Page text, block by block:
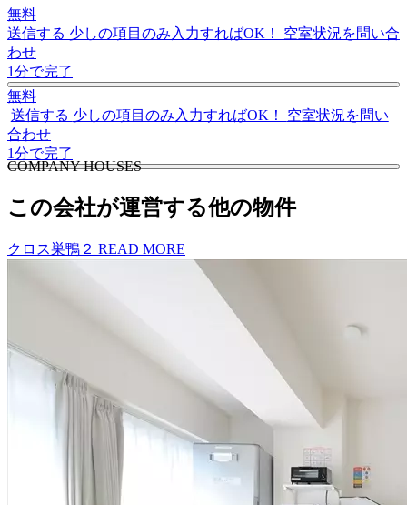
無料
送信する 少しの項目のみ入力すればOK！
空室状況を問い合
わせ
1分で完了
無料
送信する 少しの項目のみ入力すればOK！
空室状況を問い
合わせ
1分で完了
COMPANY HOUSES
この会社が運営する他の物件
クロス巣鴨２ READ MORE